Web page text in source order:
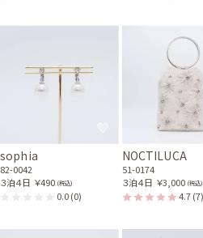
sophia
82-0042
３泊４日 ￥490 (税込)
0.0(0)
NOCTILUCA
51-0174
３泊４日 ￥3,000 (税込)
4.7(7)